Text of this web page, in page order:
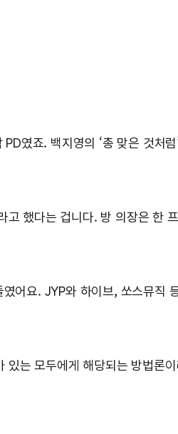
였죠. 백지영의 ‘총 맞은 것처
고 했다는 겁니다. 방 의장은 한
어요. JYP와 하이브, 쏘스뮤직
는 모두에게 해당되는 방법론